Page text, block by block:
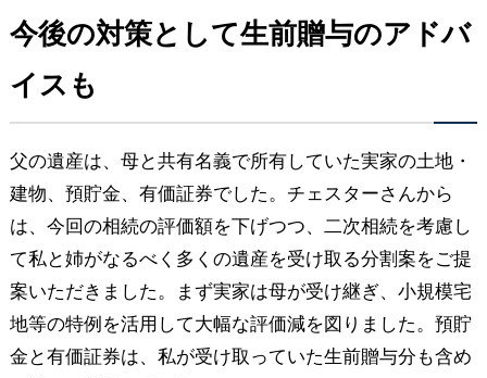
今後の対策として生前贈与のアドバ
イスも
父の遺産は、母と共有名義で所有していた実家の土地・
建物、預貯金、有価証券でした。チェスターさんから
は、今回の相続の評価額を下げつつ、二次相続を考慮し
て私と姉がなるべく多くの遺産を受け取る分割案をご提
案いただきました。まず実家は母が受け継ぎ、小規模宅
地等の特例を活用して大幅な評価減を図りました。預貯
金と有価証券は、私が受け取っていた生前贈与分も含め